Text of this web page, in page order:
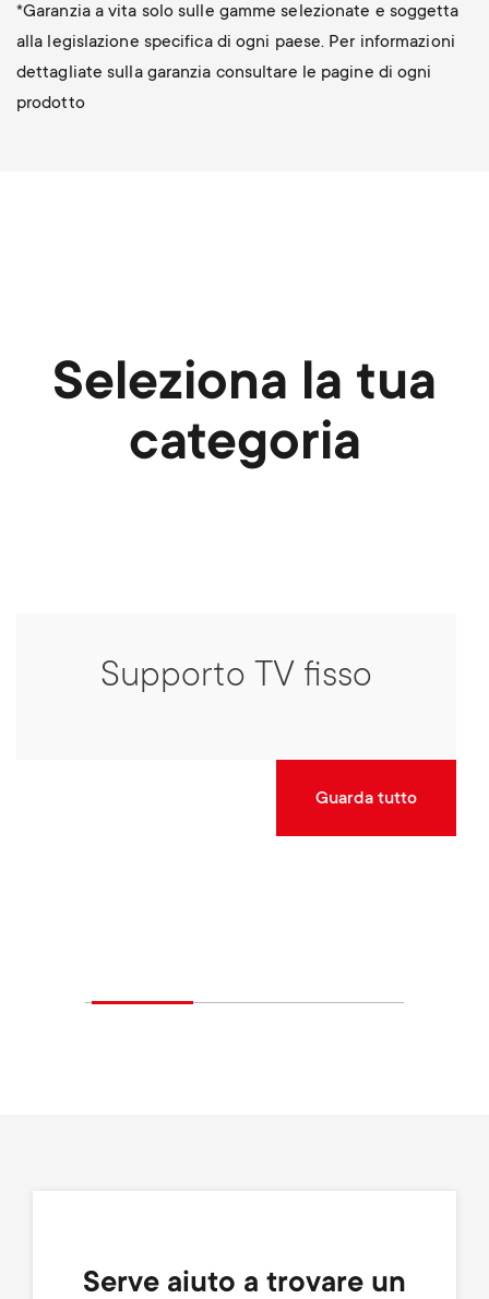
*Garanzia a vita solo sulle gamme selezionate e soggetta
alla legislazione specifica di ogni paese. Per informazioni
dettagliate sulla garanzia consultare le pagine di ogni
prodotto
Seleziona la tua
categoria
Supporto TV fisso
Guarda tutto
Serve aiuto a trovare un